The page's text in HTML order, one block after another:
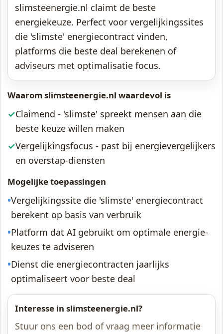
slimsteenergie.nl claimt de beste
energiekeuze. Perfect voor vergelijkingssites
die 'slimste' energiecontract vinden,
platforms die beste deal berekenen of
adviseurs met optimalisatie focus.
Waarom slimsteenergie.nl waardevol is
✓Claimend - 'slimste' spreekt mensen aan die
beste keuze willen maken
✓Vergelijkingsfocus - past bij energievergelijkers
en overstap-diensten
Mogelijke toepassingen
•Vergelijkingssite die 'slimste' energiecontract
berekent op basis van verbruik
•Platform dat AI gebruikt om optimale energie-
keuzes te adviseren
•Dienst die energiecontracten jaarlijks
optimaliseert voor beste deal
Interesse in slimsteenergie.nl?
Stuur ons een bod of vraag meer informatie